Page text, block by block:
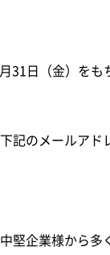
31日（金）を
記のメールアド
堅企業様から